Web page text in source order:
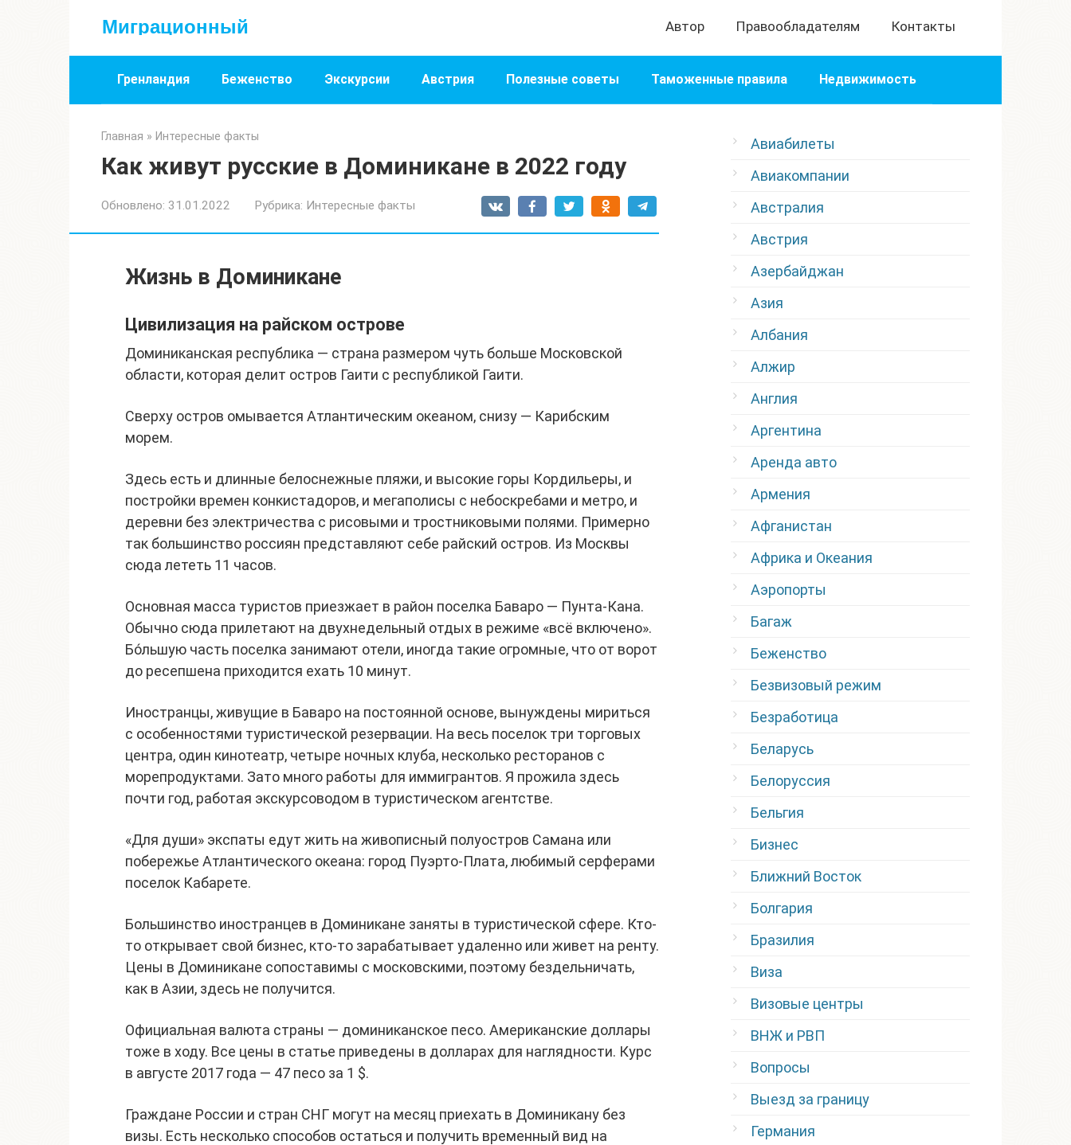
Миграционный Автор Правообладателям Контакты
Гренландия Беженство Экскурсии Австрия Полезные советы Таможенные правила Недвижимость
Главная » Интересные факты
Как живут русские в Доминикане в 2022 году
Обновлено: 31.01.2022 Рубрика: Интересные факты
Жизнь в Доминикане
Цивилизация на райском острове
Доминиканская республика — страна размером чуть больше Московской
области, которая делит остров Гаити с республикой Гаити.
Сверху остров омывается Атлантическим океаном, снизу — Карибским
морем.
Здесь есть и длинные белоснежные пляжи, и высокие горы Кордильеры, и
постройки времен конкистадоров, и мегаполисы с небоскребами и метро, и
деревни без электричества с рисовыми и тростниковыми полями. Примерно
так большинство россиян представляют себе райский остров. Из Москвы
сюда лететь 11 часов.
Основная масса туристов приезжает в район поселка Баваро — Пунта-Кана.
Обычно сюда прилетают на двухнедельный отдых в режиме «всё включено».
Бо́льшую часть поселка занимают отели, иногда такие огромные, что от ворот
до ресепшена приходится ехать 10 минут.
Иностранцы, живущие в Баваро на постоянной основе, вынуждены мириться
с особенностями туристической резервации. На весь поселок три торговых
центра, один кинотеатр, четыре ночных клуба, несколько ресторанов с
морепродуктами. Зато много работы для иммигрантов. Я прожила здесь
почти год, работая экскурсоводом в туристическом агентстве.
«Для души» экспаты едут жить на живописный полуостров Самана или
побережье Атлантического океана: город Пуэрто-Плата, любимый серферами
поселок Кабарете.
Большинство иностранцев в Доминикане заняты в туристической сфере. Кто-
то открывает свой бизнес, кто-то зарабатывает удаленно или живет на ренту.
Цены в Доминикане сопоставимы с московскими, поэтому бездельничать,
как в Азии, здесь не получится.
Официальная валюта страны — доминиканское песо. Американские доллары
тоже в ходу. Все цены в статье приведены в долларах для наглядности. Курс
в августе 2017 года — 47 песо за 1 $.
Граждане России и стран СНГ могут на месяц приехать в Доминикану без
визы. Есть несколько способов остаться и получить временный вид на
Авиабилеты
Авиакомпании
Австралия
Австрия
Азербайджан
Азия
Албания
Алжир
Англия
Аргентина
Аренда авто
Армения
Афганистан
Африка и Океания
Аэропорты
Багаж
Беженство
Безвизовый режим
Безработица
Беларусь
Белоруссия
Бельгия
Бизнес
Ближний Восток
Болгария
Бразилия
Виза
Визовые центры
ВНЖ и РВП
Вопросы
Выезд за границу
Германия